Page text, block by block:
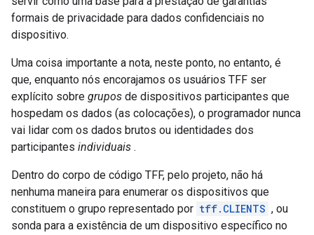
formais de privacidade para dados confidenciais no
dispositivo.
Uma coisa importante a nota, neste ponto, no entanto, é
que, enquanto nós encorajamos os usuários TFF ser
explícito sobre grupos de dispositivos participantes que
hospedam os dados (as colocações), o programador nunca
vai lidar com os dados brutos ou identidades dos
participantes individuais .
Dentro do corpo de código TFF, pelo projeto, não há
nenhuma maneira para enumerar os dispositivos que
constituem o grupo representado por tff.CLIENTS , ou
sonda para a existência de um dispositivo específico no